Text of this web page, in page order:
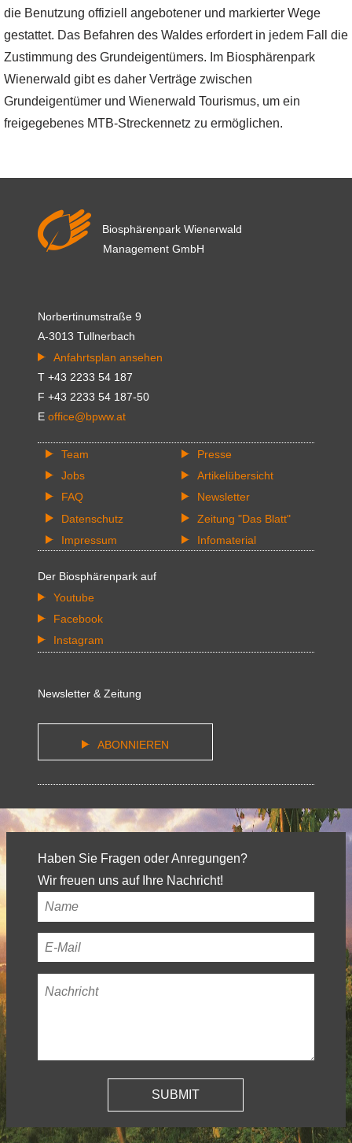
die Benutzung offiziell angebotener und markierter Wege
gestattet. Das Befahren des Waldes erfordert in jedem Fall die
Zustimmung des Grundeigentümers. Im Biosphärenpark
Wienerwald gibt es daher Verträge zwischen
Grundeigentümer und Wienerwald Tourismus, um ein
freigegebenes MTB-Streckennetz zu ermöglichen.
Biosphärenpark Wienerwald
Management GmbH
Norbertinumstraße 9
A-3013 Tullnerbach
Anfahrtsplan ansehen
T +43 2233 54 187
F +43 2233 54 187-50
E office@bpww.at
Team
Jobs
FAQ
Datenschutz
Impressum
Presse
Artikelübersicht
Newsletter
Zeitung "Das Blatt"
Infomaterial
Der Biosphärenpark auf
Youtube
Facebook
Instagram
Newsletter & Zeitung
ABONNIEREN
Haben Sie Fragen oder Anregungen?
Wir freuen uns auf Ihre Nachricht!
Ihr
Name*
Ihre
E-
Mail-
Nachricht*